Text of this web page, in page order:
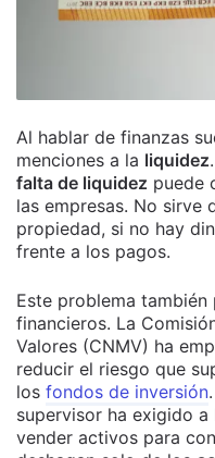
Al hablar de finanzas
menciones a la liquidez
falta de liquidez puede
las empresas. No sirve
propiedad, si no hay
frente a los pagos.
Este problema
financieros. La
Valores (CNMV) ha
reducir el riesgo que
los fondos de inversión
supervisor ha exigido
vender activos para